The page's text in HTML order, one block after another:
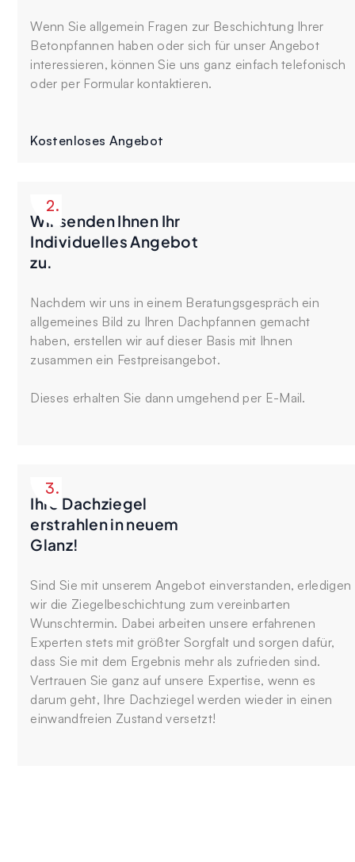
Wenn Sie allgemein Fragen zur Beschichtung Ihrer
Betonpfannen haben oder sich für unser Angebot
interessieren, können Sie uns ganz einfach telefonisch
oder per Formular kontaktieren.
Kostenloses Angebot
Wir senden Ihnen Ihr
Individuelles Angebot
zu.
Nachdem wir uns in einem Beratungsgespräch ein
allgemeines Bild zu Ihren Dachpfannen gemacht
haben, erstellen wir auf dieser Basis mit Ihnen
zusammen ein Festpreisangebot.
Dieses erhalten Sie dann umgehend per E-Mail.
2.
Ihre Dachziegel
erstrahlen in neuem
Glanz!
Sind Sie mit unserem Angebot einverstanden, erledigen
wir die Ziegelbeschichtung zum vereinbarten
Wunschtermin. Dabei arbeiten unsere erfahrenen
Experten stets mit größter Sorgfalt und sorgen dafür,
dass Sie mit dem Ergebnis mehr als zufrieden sind.
Vertrauen Sie ganz auf unsere Expertise, wenn es
darum geht, Ihre Dachziegel werden wieder in einen
einwandfreien Zustand versetzt!
3.